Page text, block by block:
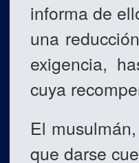
informa de
una
exigencia,
cuya
El
que darse